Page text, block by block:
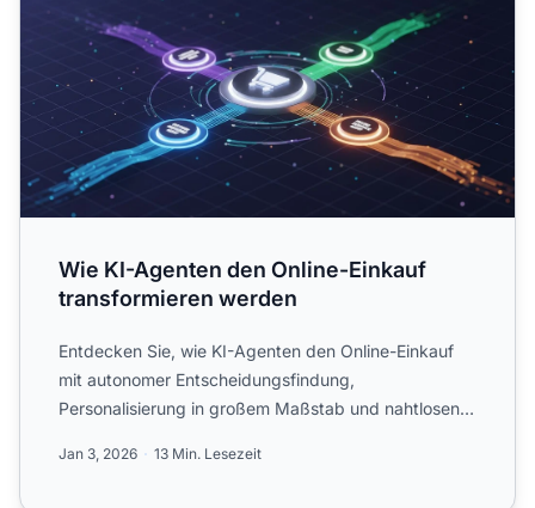
Wie KI-Agenten den Online-Einkauf
transformieren werden
Entdecken Sie, wie KI-Agenten den Online-Einkauf
mit autonomer Entscheidungsfindung,
Personalisierung in großem Maßstab und nahtlosen
Jan 3, 2026 13 Min. Lesezeit